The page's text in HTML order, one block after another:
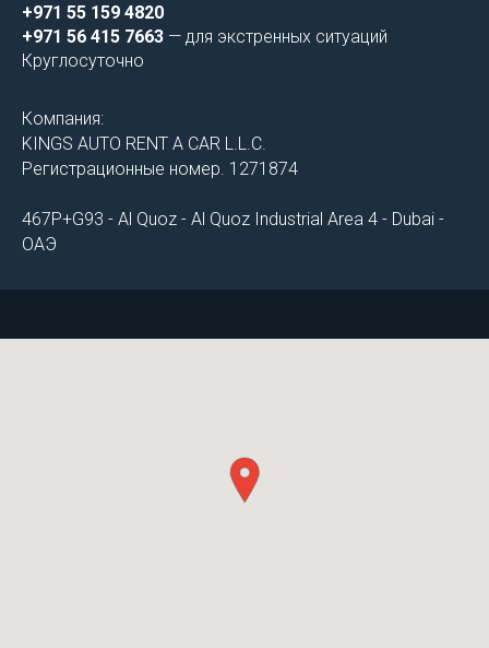
+971 55 159 4820
+971 56 415 7663 — для экстренных ситуаций
Круглосуточно
Компания:
KINGS AUTO RENT A CAR L.L.C.
Регистрационные номер. 1271874
467P+G93 - Al Quoz - Al Quoz Industrial Area 4 - Dubai -
ОАЭ